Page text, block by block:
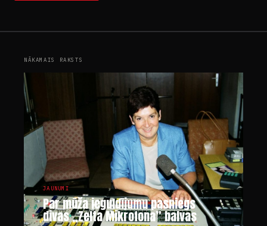
NĀKAMAIS RAKSTS
JAUNUMI
Par mūža ieguldījumu pasniegs
divas „Zelta Mikrofona” balvas